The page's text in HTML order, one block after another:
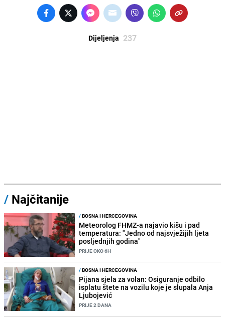
Dijeljenja 237
/ Najčitanije
/BOSNA I HERCEGOVINA
Meteorolog FHMZ-a najavio kišu i pad
temperatura: "Jedno od najsvježijih ljeta
posljednjih godina"
PRIJE OKO 6H
/BOSNA I HERCEGOVINA
Pijana sjela za volan: Osiguranje odbilo
isplatu štete na vozilu koje je slupala Anja
Ljubojević
PRIJE 2 DANA